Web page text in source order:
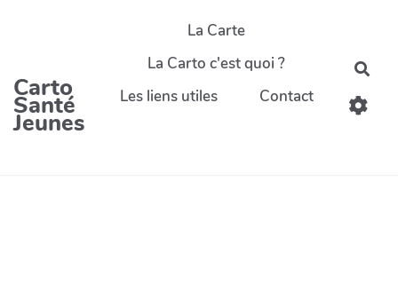
Carto
Santé
Jeunes
La Carte
La Carto c'est quoi ?
Les liens utiles
Contact